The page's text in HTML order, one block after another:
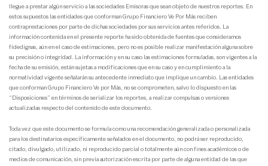
llegue a prestar algún servicio a las sociedades Emisoras que sean objeto de nuestros reportes. En
estos supuestos las entidades que conforman Grupo Financiero Ve Por Más reciben
contraprestaciones por parte de dichas sociedades por sus servicios antes referidos. La
información contenida en el presente reporte ha sido obtenida de fuentes que consideramos
fidedignas, aún en el caso de estimaciones, pero no es posible realizar manifestación alguna sobre
su precisión o integridad. La información y en su caso las estimaciones formuladas, son vigentes a la
fecha de su emisión, están sujetas a modificaciones que en su caso y en cumplimiento a la
normatividad vigente señalarán su antecedente inmediato que implique un cambio. Las entidades
que conforman Grupo Financiero Ve por Más, no se comprometen, salvo lo dispuesto en las
“Disposiciones” en términos de serializar los reportes, a realizar compulsas o versiones
actualizadas respecto del contenido de este documento.
Toda vez que este documento se formula como una recomendación generalizada o personalizada
para los destinatarios específicamente señalados en el documento, no podrá ser reproducido,
citado, divulgado, utilizado, ni reproducido parcial o totalmente aún con fines académicos o de
medios de comunicación, sin previa autorización escrita por parte de alguna entidad de las que